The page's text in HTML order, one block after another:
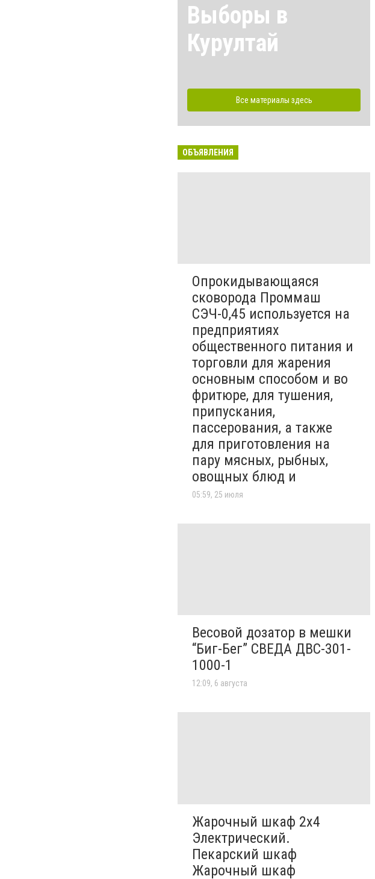
Выборы в
Курултай
Все материалы здесь
ОБЪЯВЛЕНИЯ
Опрокидывающаяся
сковорода Проммаш
СЭЧ-0,45 используется на
предприятиях
общественного питания и
торговли для жарения
основным способом и во
фритюре, для тушения,
припускания,
пассерования, а также
для приготовления на
пару мясных, рыбных,
овощных блюд и
05:59, 25 июля
Весовой дозатор в мешки
“Биг-Бег” СВЕДА ДВС-301-
1000-1
12:09, 6 августа
Жарочный шкаф 2х4
Электрический.
Пекарский шкаф
Жарочный шкаф